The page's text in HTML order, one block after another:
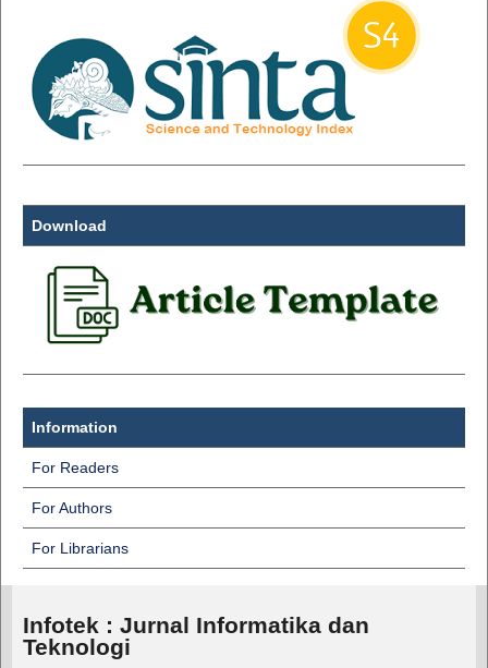
Download
Information
For Readers
For Authors
For Librarians
Infotek : Jurnal Informatika dan
Teknologi